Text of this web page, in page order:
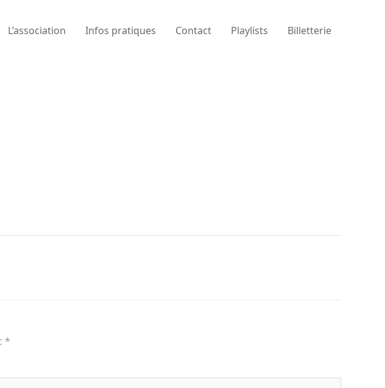
L’association Infos pratiques Contact Playlists Billetterie
*